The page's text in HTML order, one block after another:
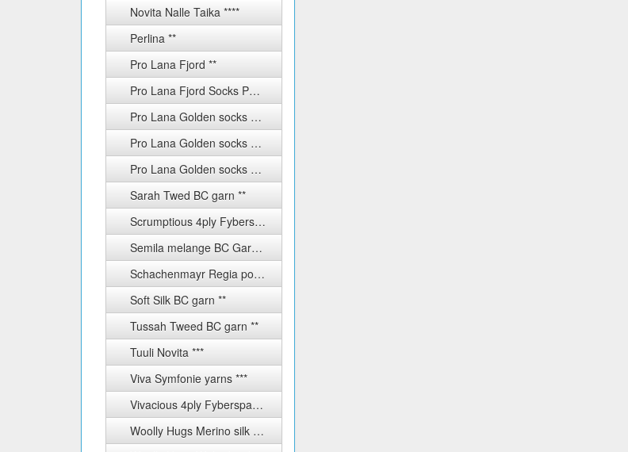
Novita Nalle Taika ****
Perlina **
Pro Lana Fjord **
Pro Lana Fjord Socks Puzzle ***
Pro Lana Golden socks color ***
Pro Lana Golden socks silk ****
Pro Lana Golden socks uni 4-fach ****
Sarah Twed BC garn **
Scrumptious 4ply Fyberspates
Semila melange BC Garn ***
Schachenmayr Regia ponožkové příze
Soft Silk BC garn **
Tussah Tweed BC garn **
Tuuli Novita ***
Viva Symfonie yarns ***
Vivacious 4ply Fyberspates
Woolly Hugs Merino silk socks ****